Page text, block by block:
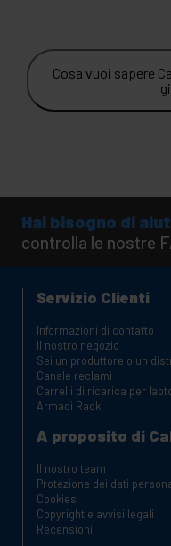
Cosa vuoi sapere
Hai bisogno di
controlla le nostre
Servizio Clienti
Informazioni di contatto
Il nostro negozio
Sei un produttore o un
Canale reclami
Carrelli di ricarica per
Armadi Rack
A proposito di
Il nostro team
Protezione dei dati
Cookies
Copyright e avvisi legali
Recensioni